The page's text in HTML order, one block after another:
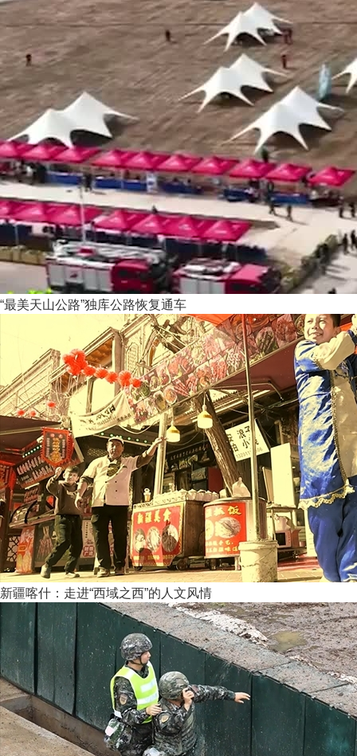
“最美天山公路”独库公路恢复通车
新疆喀什：走进“西域之西”的人文风情